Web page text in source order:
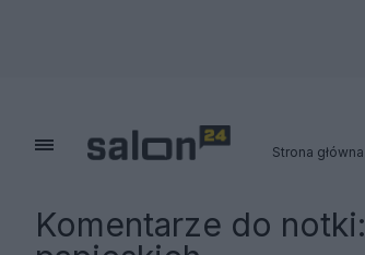
Strona główna
Komentarze do notki: